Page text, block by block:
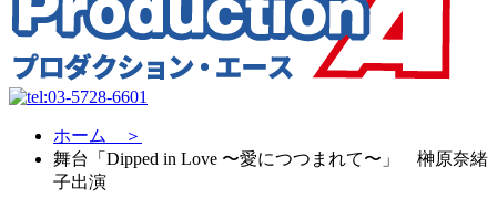
ホーム ＞
舞台「Dipped in Love 〜愛につつまれて〜」 榊原奈緒
子出演